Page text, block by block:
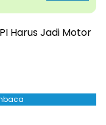
Harus Jadi Motor